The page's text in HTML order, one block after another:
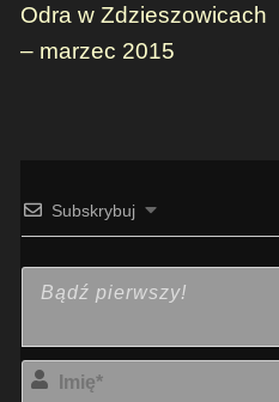
Odra w Zdzieszowicach
– marzec 2015
Subskrybuj